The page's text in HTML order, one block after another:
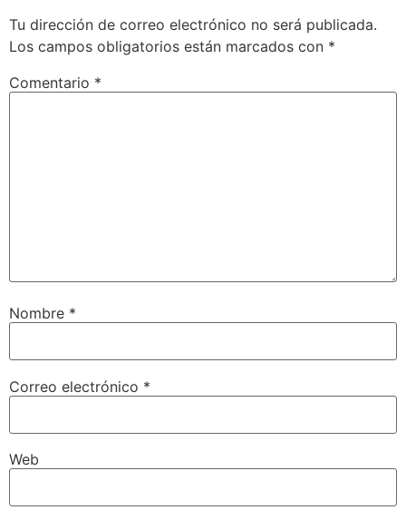
Tu dirección de correo electrónico no será publicada.
Los campos obligatorios están marcados con *
Comentario *
Nombre *
Correo electrónico *
Web